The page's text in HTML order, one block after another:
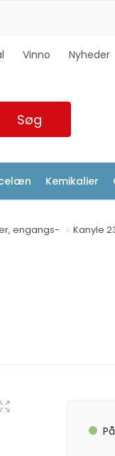
Vinno Nyheder
Søg
Kemikalier
engangs- Kanyle